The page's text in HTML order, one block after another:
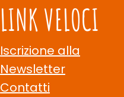
LINK VELOCI
Iscrizione alla
Newsletter
Contatti